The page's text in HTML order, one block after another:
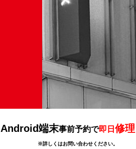
Android端末事前予約で即日修理
※詳しくはお問い合わせください。